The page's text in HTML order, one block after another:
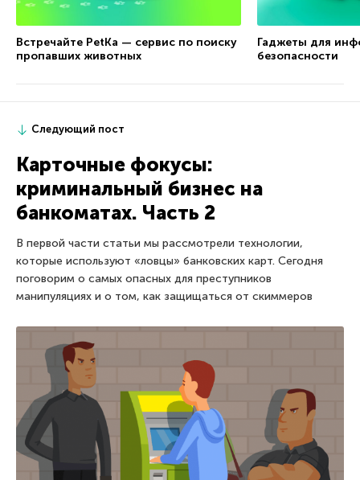
Встречайте PetKa — сервис по поиску
пропавших животных
Гаджеты для
безопасности
Следующий пост
Карточные фокусы:
криминальный бизнес на
банкоматах. Часть 2
В первой части статьи мы рассмотрели технологии,
которые используют «ловцы» банковских карт. Сегодня
поговорим о самых опасных для преступников
манипуляциях и о том, как защищаться от скиммеров